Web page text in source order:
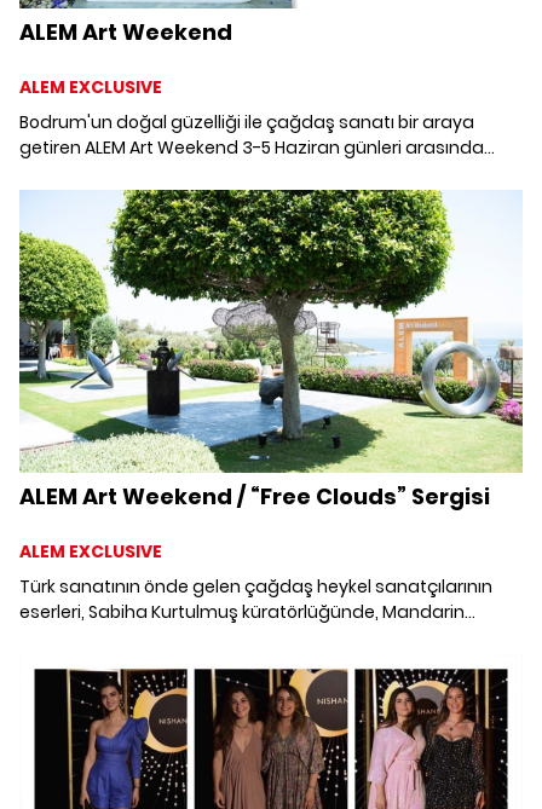
ALEM Art Weekend
ALEM EXCLUSIVE
Bodrum'un doğal güzelliği ile çağdaş sanatı bir araya
getiren ALEM Art Weekend 3-5 Haziran günleri arasında
ALEM Art Weekend / “Free Clouds” Sergisi
ALEM EXCLUSIVE
Türk sanatının önde gelen çağdaş heykel sanatçılarının
eserleri, Sabiha Kurtulmuş küratörlüğünde, Mandarin